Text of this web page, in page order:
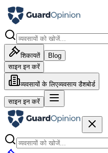
शिकायतें
Blog
साइन इन करें
व्यवसायों के लिएव्यवसाय डैशबोर्ड
साइन इन करें